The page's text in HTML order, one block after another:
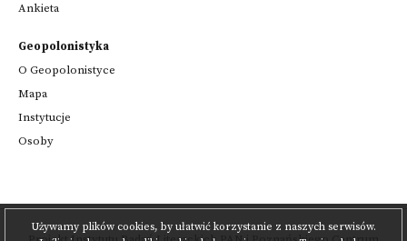
Używamy plików cookies, by ułatwić korzystanie z naszych serwisów.
Ankieta
Geopolonistyka
O Geopolonistyce
Mapa
Instytucje
Osoby